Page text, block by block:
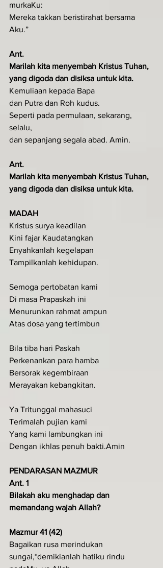
murkaKu:
Mereka takkan beristirahat bersama
Aku.”
Ant.
Marilah kita menyembah Kristus Tuhan,
yang digoda dan disiksa untuk kita.
Kemuliaan kepada Bapa
dan Putra dan Roh kudus.
Seperti pada permulaan, sekarang,
selalu,
dan sepanjang segala abad. Amin.
Ant.
Marilah kita menyembah Kristus Tuhan,
yang digoda dan disiksa untuk kita.
MADAH
Kristus surya keadilan
Kini fajar Kaudatangkan
Enyahkanlah kegelapan
Tampilkanlah kehidupan.
Semoga pertobatan kami
Di masa Prapaskah ini
Menurunkan rahmat ampun
Atas dosa yang tertimbun
Bila tiba hari Paskah
Perkenankan para hamba
Bersorak kegembiraan
Merayakan kebangkitan.
Ya Tritunggal mahasuci
Terimalah pujian kami
Yang kami lambungkan ini
Dengan ikhlas penuh bakti.Amin
PENDARASAN MAZMUR
Ant. 1
Bilakah aku menghadap dan
memandang wajah Allah?
Mazmur 41 (42)
Bagaikan rusa merindukan
sungai,*demikianlah hatiku rindu